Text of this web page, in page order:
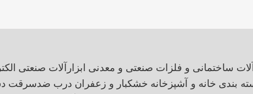
ساختمانی و فلزات صنعتی و معدنی ابزارآلات صنعتی
بندی خانه و آشپزخانه خشکبار و زعفران درب ضدسرقت